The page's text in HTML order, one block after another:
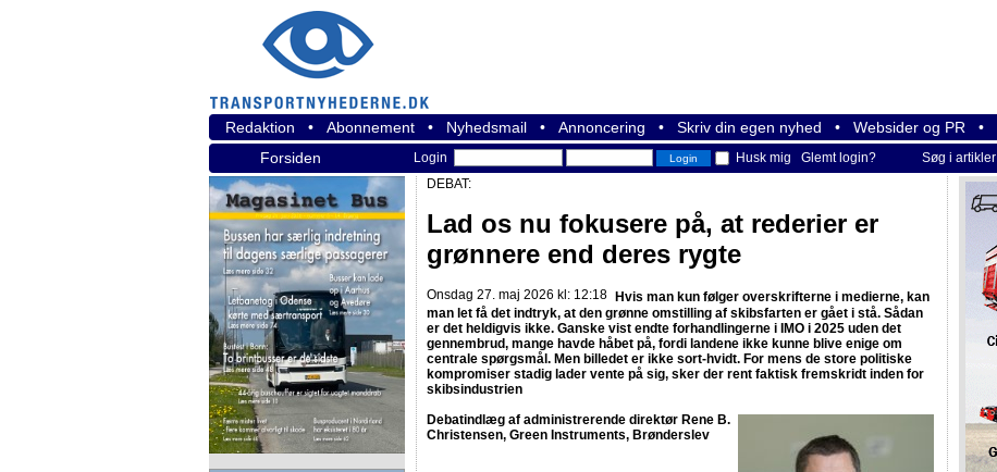
Redaktion • Abonnement • Nyhedsmail • Annoncering • Skriv din egen nyhed • Websider og PR •
Forsiden
Login Husk mig Glemt login? Søg i artikler
DEBAT:
Lad os nu fokusere på, at rederier er
grønnere end deres rygte
Onsdag 27. maj 2026 kl: 12:18 Hvis man kun følger overskrifterne i medierne, kan
man let få det indtryk, at den grønne omstilling af skibsfarten er gået i stå. Sådan
er det heldigvis ikke. Ganske vist endte forhandlingerne i IMO i 2025 uden det
gennembrud, mange havde håbet på, fordi landene ikke kunne blive enige om
centrale spørgsmål. Men billedet er ikke sort-hvidt. For mens de store politiske
kompromiser stadig lader vente på sig, sker der rent faktisk fremskridt inden for
skibsindustrien
Debatindlæg af administrerende direktør Rene B.
Christensen, Green Instruments, Brønderslev